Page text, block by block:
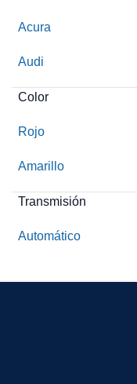
Acura
Audi
Color
Rojo
Amarillo
Transmisión
Automático